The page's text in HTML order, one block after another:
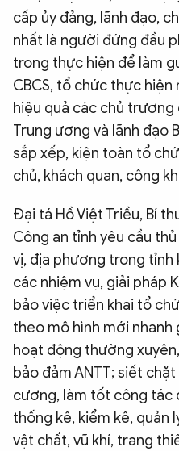
cấp ủy đảng, lãnh đạo,
nhất là người đứng đầu
trong thực hiện để làm
CBCS, tổ chức thực
hiệu quả các chủ
Trung ương và lãnh đạo
sắp xếp, kiện toàn tổ
chủ, khách quan, công
Đại tá Hồ Việt Triều, Bí
Công an tỉnh yêu cầu
vị, địa phương trong
các nhiệm vụ, giải pháp
bảo việc triển khai tổ
theo mô hình mới nhanh
hoạt động thường
bảo đảm ANTT; siết
cương, làm tốt công tác
thống kê, kiểm kê, quản
vật chất, vũ khí, trang